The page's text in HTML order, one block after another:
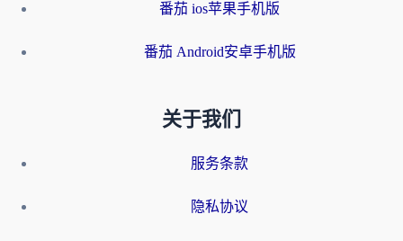
番茄 ios苹果手机版
番茄 Android安卓手机版
关于我们
服务条款
隐私协议